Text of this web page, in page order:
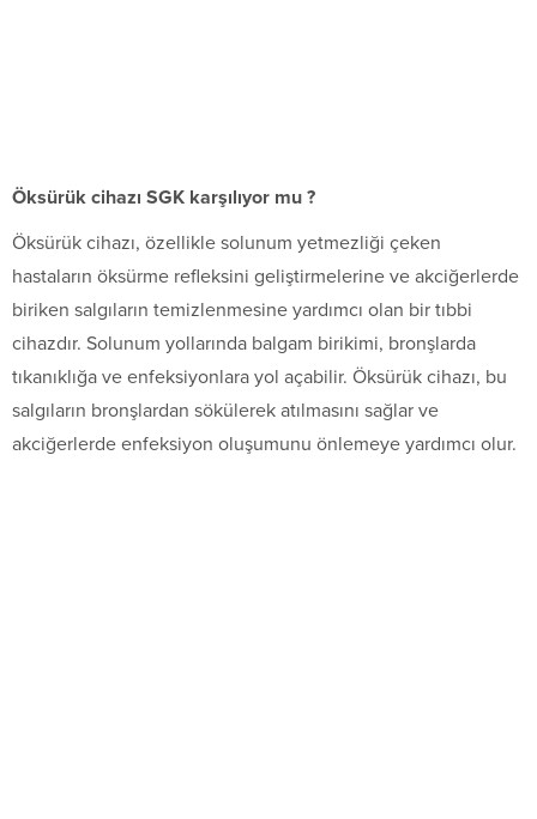
Öksürük cihazı SGK karşılıyor mu ?
Öksürük cihazı, özellikle solunum yetmezliği çeken
hastaların öksürme refleksini geliştirmelerine ve akciğerlerde
biriken salgıların temizlenmesine yardımcı olan bir tıbbi
cihazdır. Solunum yollarında balgam birikimi, bronşlarda
tıkanıklığa ve enfeksiyonlara yol açabilir. Öksürük cihazı, bu
salgıların bronşlardan sökülerek atılmasını sağlar ve
akciğerlerde enfeksiyon oluşumunu önlemeye yardımcı olur.